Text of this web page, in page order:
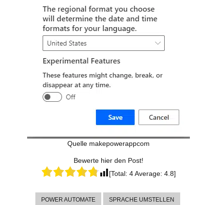
Quelle makepowerappcom
Bewerte hier den Post!
[Total: 4Average: 4.8]
POWER AUTOMATE SPRACHE UMSTELLEN